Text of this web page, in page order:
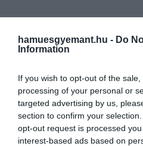
hamuesgyemant.hu - Do
Information
If you wish to opt-out of the
processing of your personal or
targeted advertising by us,
section to confirm your
opt-out request is processed
interest-based ads based on
Szállodai szintű
szolgáltatásokat és
majd igénybe: spa és
szaunával és relaxáciо́s
edzőterem, külön jóga- és
és közösségi